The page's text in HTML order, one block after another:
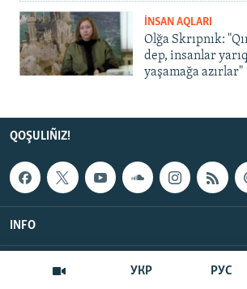
УКР РУС
İNSAN AQLARI
Olğa Skrıpnık:
dep, insanlar
yaşamağa azırlar"
QOŞULIÑIZ!
INFO
© Qırım.Aqiqat, 2026